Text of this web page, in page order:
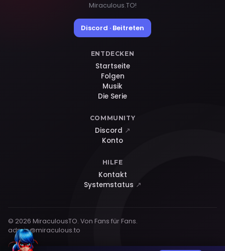
Miraculous.TO!
Discord · Beitreten
ENTDECKEN
Startseite
Folgen
Musik
Die Serie
COMMUNITY
Discord ↗
Konto
HILFE
Kontakt
Systemstatus ↗
© 2026 MiraculousTO. Von Fans für Fans.
admin@miraculous.to